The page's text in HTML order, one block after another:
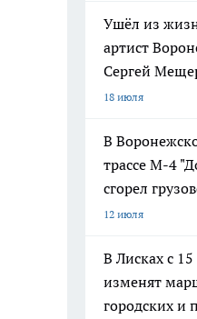
Ушёл из
артист
Сергей
18 июля
В
трассе М-4
сгорел
12 июля
В Лисках с
изменят
городских и